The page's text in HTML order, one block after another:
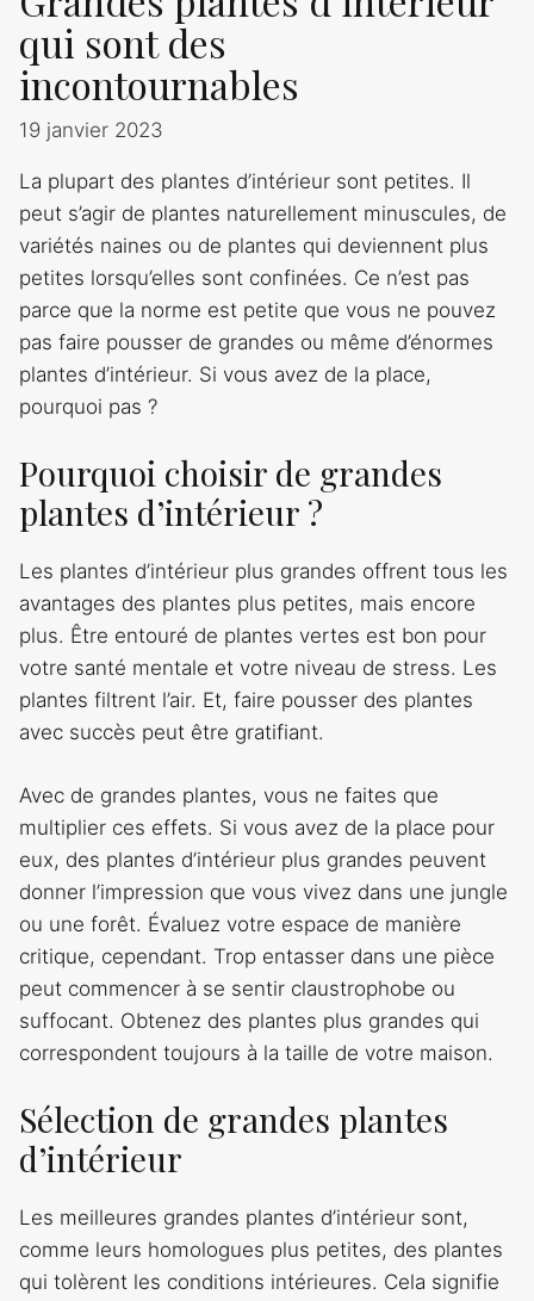
qui sont des
incontournables
19 janvier 2023
La plupart des plantes d’intérieur sont petites. Il
peut s’agir de plantes naturellement minuscules, de
variétés naines ou de plantes qui deviennent plus
petites lorsqu’elles sont confinées. Ce n’est pas
parce que la norme est petite que vous ne pouvez
pas faire pousser de grandes ou même d’énormes
plantes d’intérieur. Si vous avez de la place,
pourquoi pas ?
Pourquoi choisir de grandes
plantes d’intérieur ?
Les plantes d’intérieur plus grandes offrent tous les
avantages des plantes plus petites, mais encore
plus. Être entouré de plantes vertes est bon pour
votre santé mentale et votre niveau de stress. Les
plantes filtrent l’air. Et, faire pousser des plantes
avec succès peut être gratifiant.
Avec de grandes plantes, vous ne faites que
multiplier ces effets. Si vous avez de la place pour
eux, des plantes d’intérieur plus grandes peuvent
donner l’impression que vous vivez dans une jungle
ou une forêt. Évaluez votre espace de manière
critique, cependant. Trop entasser dans une pièce
peut commencer à se sentir claustrophobe ou
suffocant. Obtenez des plantes plus grandes qui
correspondent toujours à la taille de votre maison.
Sélection de grandes plantes
d’intérieur
Les meilleures grandes plantes d’intérieur sont,
comme leurs homologues plus petites, des plantes
qui tolèrent les conditions intérieures. Cela signifie